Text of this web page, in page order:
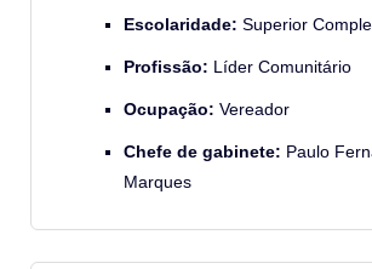
Escolaridade: Superior
Profissão: Líder Comunitário
Ocupação: Vereador
Chefe de gabinete: Paulo
Marques